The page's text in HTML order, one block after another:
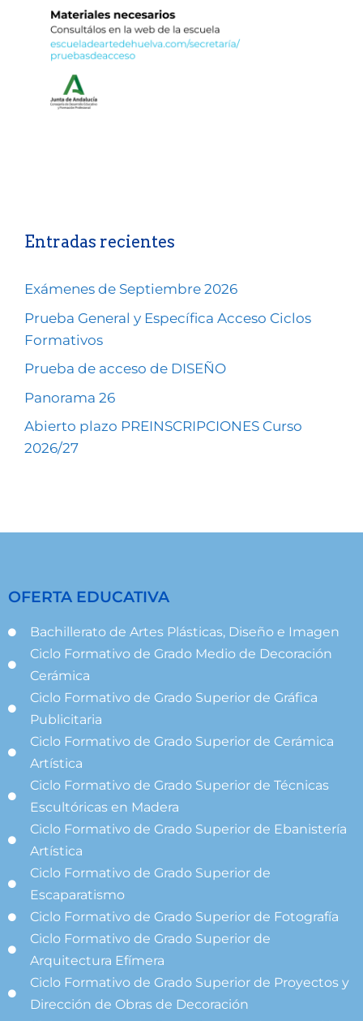
Entradas recientes
Exámenes de Septiembre 2026
Prueba General y Específica Acceso Ciclos
Formativos
Prueba de acceso de DISEÑO
Panorama 26
Abierto plazo PREINSCRIPCIONES Curso
2026/27
OFERTA EDUCATIVA
Bachillerato de Artes Plásticas, Diseño e Imagen
Ciclo Formativo de Grado Medio de Decoración
Cerámica
Ciclo Formativo de Grado Superior de Gráfica
Publicitaria
Ciclo Formativo de Grado Superior de Cerámica
Artística
Ciclo Formativo de Grado Superior de Técnicas
Escultóricas en Madera
Ciclo Formativo de Grado Superior de Ebanistería
Artística
Ciclo Formativo de Grado Superior de
Escaparatismo
Ciclo Formativo de Grado Superior de Fotografía
Ciclo Formativo de Grado Superior de
Arquitectura Efímera
Ciclo Formativo de Grado Superior de Proyectos y
Dirección de Obras de Decoración